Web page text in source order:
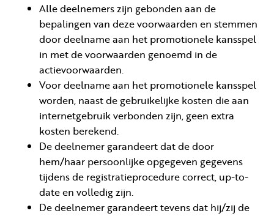
Alle deelnemers zijn gebonden aan de
bepalingen van deze voorwaarden en stemmen
door deelname aan het promotionele kansspel
in met de voorwaarden genoemd in de
actievoorwaarden.
Voor deelname aan het promotionele kansspel
worden, naast de gebruikelijke kosten die aan
internetgebruik verbonden zijn, geen extra
kosten berekend.
De deelnemer garandeert dat de door
hem/haar persoonlijke opgegeven gegevens
tijdens de registratieprocedure correct, up-to-
date en volledig zijn.
De deelnemer garandeert tevens dat hij/zij de